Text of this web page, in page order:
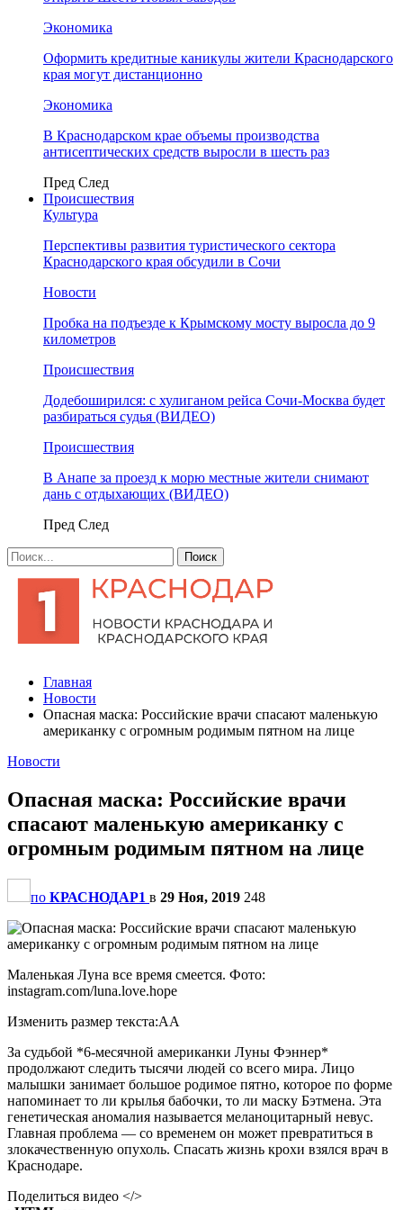
Экономика
Оформить кредитные каникулы жители Краснодарского
края могут дистанционно
Экономика
В Краснодарском крае объемы производства
антисептических средств выросли в шесть раз
Пред След
Происшествия
Культура
Перспективы развития туристического сектора
Краснодарского края обсудили в Сочи
Новости
Пробка на подъезде к Крымскому мосту выросла до 9
километров
Происшествия
Додебоширился: с хулиганом рейса Сочи-Москва будет
разбираться судья (ВИДЕО)
Происшествия
В Анапе за проезд к морю местные жители снимают
дань с отдыхающих (ВИДЕО)
Пред След
Главная
Новости
Опасная маска: Российские врачи спасают маленькую
американку с огромным родимым пятном на лице
Новости
Опасная маска: Российские врачи
спасают маленькую американку с
огромным родимым пятном на лице
по КРАСНОДАР1 в 29 Ноя, 2019 248
Маленькая Луна все время смеется. Фото:
instagram.com/luna.love.hope
Изменить размер текста:AA
За судьбой *6-месячной американки Луны Фэннер*
продолжают следить тысячи людей со всего мира. Лицо
малышки занимает большое родимое пятно, которое по форме
напоминает то ли крылья бабочки, то ли маску Бэтмена. Эта
генетическая аномалия называется меланоцитарный невус.
Главная проблема — со временем он может превратиться в
злокачественную опухоль. Спасать жизнь крохи взялся врач в
Краснодаре.
Поделиться видео </>